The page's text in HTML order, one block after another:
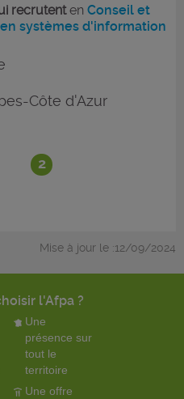
2
recrutentenConseil et
systèmes d'information
Côte d'Azur
Mise à jour le :12/09/2024
l'Afpa ?
Une
présence sur
tout le
territoire
Une offre